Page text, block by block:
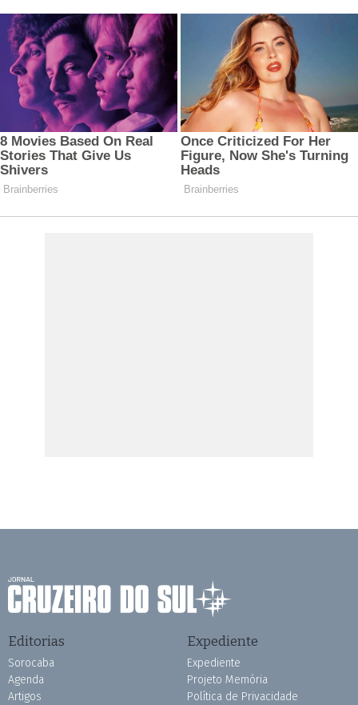
Editorias
Sorocaba
Agenda
Artigos
Expediente
Expediente
Projeto Memória
Política de Privacidade